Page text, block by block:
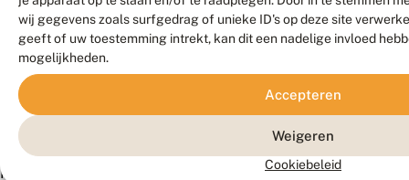
wij gegevens zoals surfgedrag of unieke ID's op deze site
geeft of uw toestemming intrekt, kan dit een nadelige invloed
mogelijkheden.
Accepteren
Weigeren
Cookiebeleid
Verspreiding
Zeldzaamheid
Vrij
algemeen.
Komt